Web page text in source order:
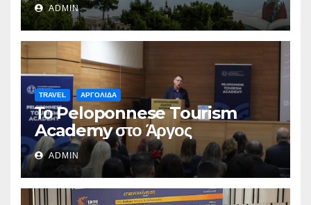
ADMIN
TRAVEL ΑΡΓΟΛΙΔΑ
Το Peloponnese Tourism
Academy στο Άργος
ADMIN